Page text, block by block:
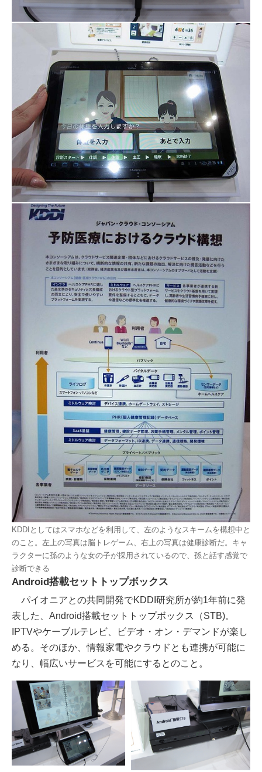
KDDIとしてはスマホなどを利用して、左のようなスキームを構想中と
のこと。左上の写真は脳トレゲーム、右上の写真は健康診断だ。キャ
ラクターに孫のような女の子が採用されているので、孫と話す感覚で
診断できる
Android搭載セットトップボックス
パイオニアとの共同開発でKDDI研究所が約1年前に発
表した、Android搭載セットトップボックス（STB)。
IPTVやケーブルテレビ、ビデオ・オン・デマンドが楽し
める。そのほか、情報家電やクラウドとも連携が可能に
なり、幅広いサービスを可能にするとのこと。